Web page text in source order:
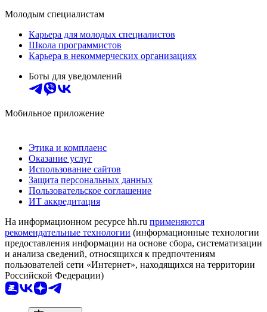
Молодым специалистам
Карьера для молодых специалистов
Школа программистов
Карьера в некоммерческих организациях
Боты для уведомлений
Мобильное приложение
Этика и комплаенс
Оказание услуг
Использование сайтов
Защита персональных данных
Пользовательское соглашение
ИТ аккредитация
На информационном ресурсе hh.ru применяются
рекомендательные технологии (информационные технологии
предоставления информации на основе сбора, систематизации
и анализа сведений, относящихся к предпочтениям
пользователей сети «Интернет», находящихся на территории
Российской Федерации)